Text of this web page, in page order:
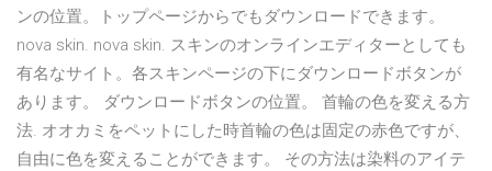
ンの位置。トップページからでもダウンロードできます。
nova skin. nova skin. スキンのオンラインエディターとしても
有名なサイト。各スキンページの下にダウンロードボタンが
あります。 ダウンロードボタンの位置。 首輪の色を変える方
法. オオカミをペットにした時首輪の色は固定の赤色ですが、
自由に色を変えることができます。 その方法は染料のアイテ